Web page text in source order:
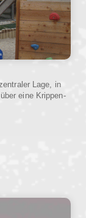
Lage, in
eine Krippen-